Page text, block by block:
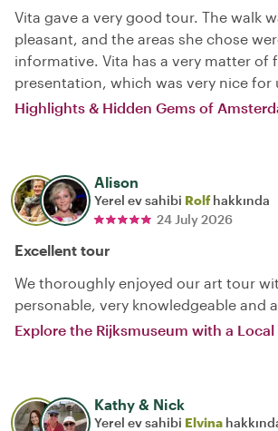
Vita gave a very good tour. The walk
pleasant, and the areas she chose
informative. Vita has a very matter of
presentation, which was very nice for
Highlights & Hidden Gems of
Alison
Yerel ev sahibi Rolfhakkında
24 July 2026
Excellent tour
We thoroughly enjoyed our art tour
personable, very knowledgeable and
Explore the Rijksmuseum with a Local
Kathy & Nick
Yerel ev sahibi Elvina